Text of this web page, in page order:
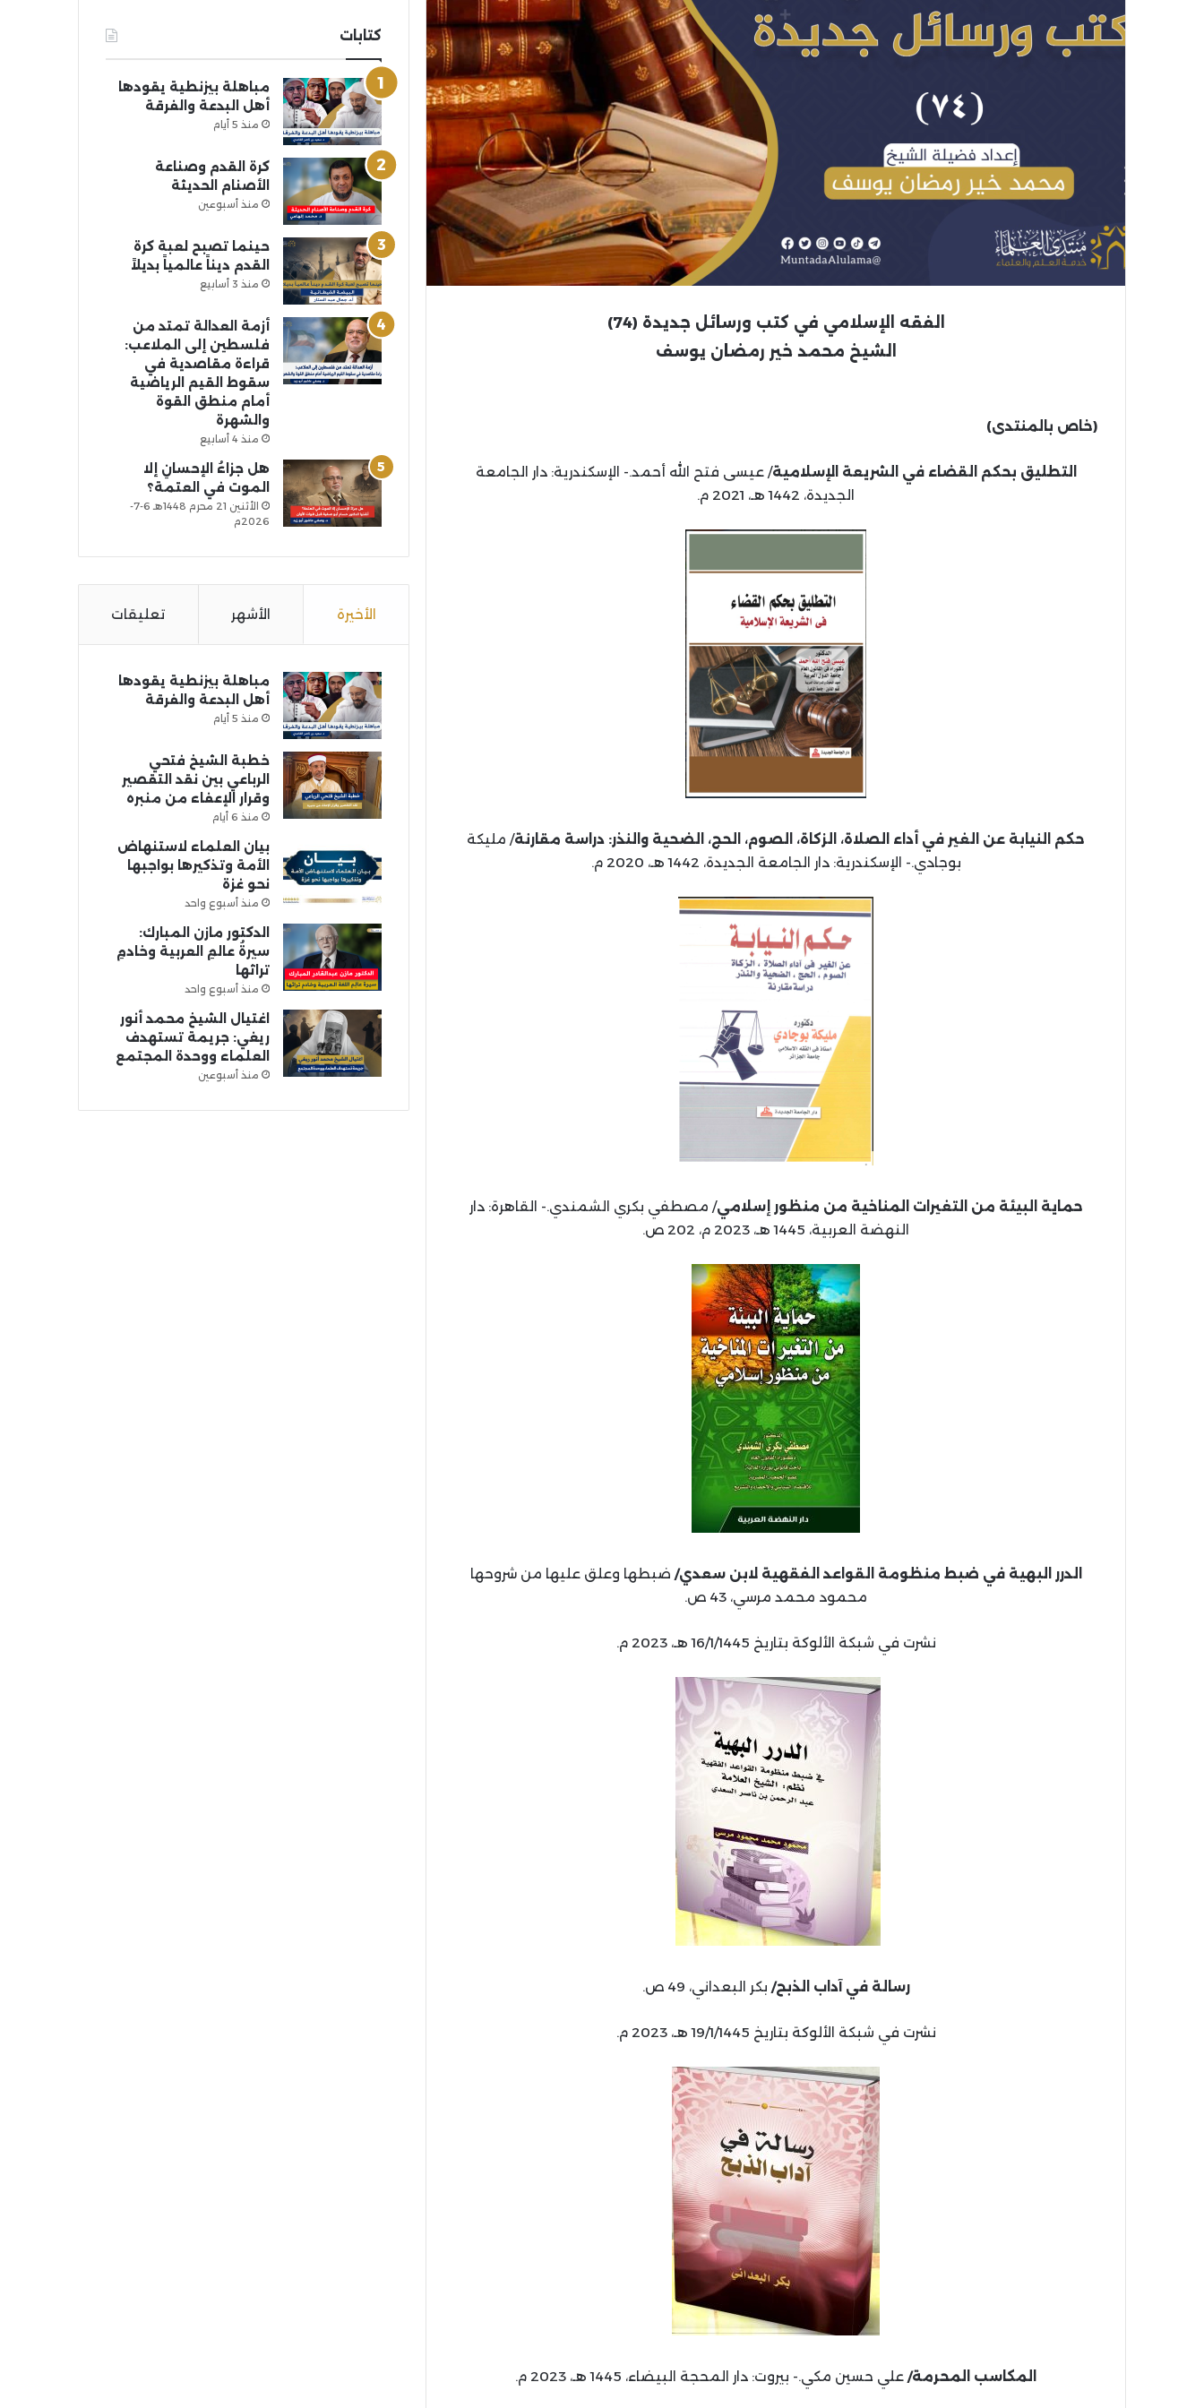
الفقه الإسلامي في كتب ورسائل جديدة (74)
الشيخ محمد خير رمضان يوسف
(خاص بالمنتدى)
التطليق بحكم القضاء في الشريعة الإسلامية/ عيسى فتح الله أحمد.- الإسكندرية: دار الجامعة
الجديدة، 1442 هـ، 2021 م.
حكم النيابة عن الغير في أداء الصلاة، الزكاة، الصوم، الحج، الضحية والنذر: دراسة مقارنة/ مليكة
بوجادي.- الإسكندرية: دار الجامعة الجديدة، 1442 هـ، 2020 م.
حماية البيئة من التغيرات المناخية من منظور إسلامي/ مصطفي بكري الشمندي.- القاهرة: دار
النهضة العربية، 1445 هـ، 2023 م، 202 ص.
الدرر البهية في ضبط منظومة القواعد الفقهية لابن سعدي/ ضبطها وعلق عليها من شروحها
محمود محمد مرسي، 43 ص.
نشرت في شبكة الألوكة بتاريخ 16/1/1445 هـ، 2023 م.
رسالة في آداب الذبح/ بكر البعداني، 49 ص.
نشرت في شبكة الألوكة بتاريخ 19/1/1445 هـ، 2023 م.
المكاسب المحرمة/ علي حسين مكي.- بيروت: دار المحجة البيضاء، 1445 هـ، 2023 م.
كتابات
مباهلة بيزنطية يقودها
أهل البدعة والفرقة
منذ 5 أيام
كرة القدم وصناعة
الأصنام الحديثة
منذ أسبوعين
حينما تصبح لعبة كرة
القدم ديناً عالمياً بديلاً
منذ 3 أسابيع
أزمة العدالة تمتد من
فلسطين إلى الملاعب:
قراءة مقاصدية في
سقوط القيم الرياضية
أمام منطق القوة
والشهرة
منذ 4 أسابيع
هل جزاءُ الإحسانِ إلا
الموت في العتمة؟
الأثنين 21 محرم 1448هـ 6-7-
2026م
الأخيرة الأشهر تعليقات
مباهلة بيزنطية يقودها
أهل البدعة والفرقة
منذ 5 أيام
خطبة الشيخ فتحي
الرباعي بين نقد التقصير
وقرار الإعفاء من منبره
منذ 6 أيام
بيان العلماء لاستنهاض
الأمة وتذكيرها بواجبها
نحو غزة
منذ أسبوع واحد
الدكتور مازن المبارك:
سيرةُ عالمِ العربية وخادمِ
تراثها
منذ أسبوع واحد
اغتيال الشيخ محمد أنور
ريغي: جريمة تستهدف
العلماء ووحدة المجتمع
منذ أسبوعين